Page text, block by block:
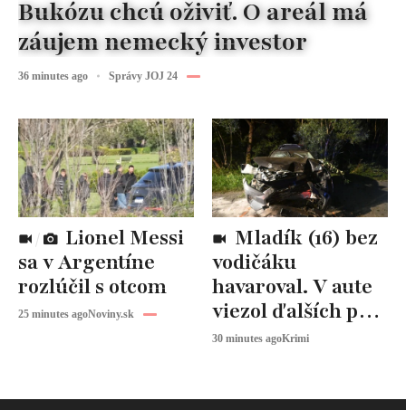
sa v Argentíne
rozlúčil s otcom
25 minutes agoNoviny.sk
vodičáku
havaroval. V aute
viezol ďalších päť
ľudí
30 minutes agoKrimi
Bukózu chcú oživiť. O areál má
záujem nemecký investor
36 minutes ago Správy JOJ 24